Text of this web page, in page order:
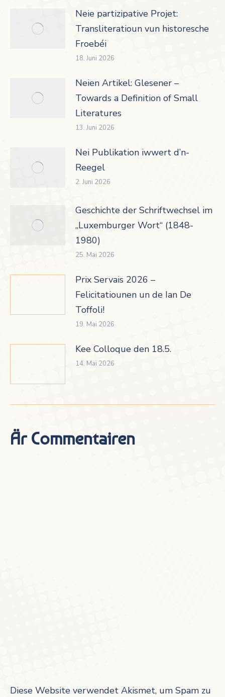
Neie partizipative Projet:
Transliteratioun vun historesche
Froebéi
18. Juni 2026
Neien Artikel: Glesener –
Towards a Definition of Small
Literatures
13. Juni 2026
Nei Publikation iwwert d’n-
Reegel
2. Juni 2026
Geschichte der Schriftwechsel im
„Luxemburger Wort“ (1848-
1980)
25. Mai 2026
Prix Servais 2026 –
Felicitatiounen un de Ian De
Toffoli!
19. Mai 2026
Kee Colloque den 18.5.
14. Mai 2026
Är Commentairen
Diese Website verwendet Akismet, um Spam zu